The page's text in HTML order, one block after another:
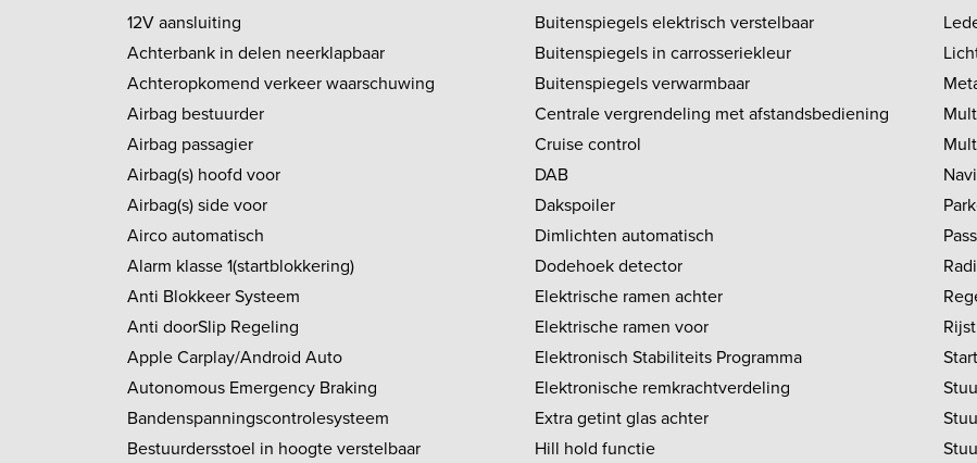
maanden volledige garantie. Elke
auto wordt voor aflevering standaard
voorzien van een
onderhoudsinspectie en
onderhoudsbeurt inclusief
airconditioning service. Indien er
een defect op treedt binnen de
garantieperiode kunt u altijd bij ons
terecht. Helder en transparant.
Autoservice Wagemans rekent geen
aflever- of garantiekosten. Kwaliteit
12V aansluiting
Achterbank in delen neerklapbaar
Achteropkomend verkeer waarschuwing
Airbag bestuurder
Airbag passagier
Airbag(s) hoofd voor
Airbag(s) side voor
Airco automatisch
Alarm klasse 1(startblokkering)
Anti Blokkeer Systeem
Anti doorSlip Regeling
Apple Carplay/Android Auto
Autonomous Emergency Braking
Bandenspanningscontrolesysteem
Bestuurdersstoel in hoogte verstelbaar
Buitenspiegels elektrisch verstelbaar
Buitenspiegels in carrosseriekleur
Buitenspiegels verwarmbaar
Centrale vergrendeling met afstandsbediening
Cruise control
DAB
Dakspoiler
Dimlichten automatisch
Dodehoek detector
Elektrische ramen achter
Elektrische ramen voor
Elektronisch Stabiliteits Programma
Elektronische remkrachtverdeling
Extra getint glas achter
Hill hold functie